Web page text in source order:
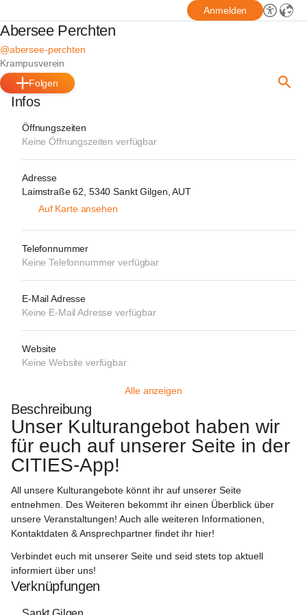
Anmelden
Abersee Perchten
@abersee-perchten
Krampusverein
Folgen
Infos
Öffnungszeiten
Keine Öffnungszeiten verfügbar
Adresse
Laimstraße 62, 5340 Sankt Gilgen, AUT
Auf Karte ansehen
Telefonnummer
Keine Telefonnummer verfügbar
E-Mail Adresse
Keine E-Mail Adresse verfügbar
Website
Keine Website verfügbar
Alle anzeigen
Beschreibung
Unser Kulturangebot haben wir
für euch auf unserer Seite in der
CITIES-App!
All unsere Kulturangebote könnt ihr auf unserer Seite
entnehmen. Des Weiteren bekommt ihr einen Überblick über
unsere Veranstaltungen! Auch alle weiteren Informationen,
Kontaktdaten & Ansprechpartner findet ihr hier!
Verbindet euch mit unserer Seite und seid stets top aktuell
informiert über uns!
Verknüpfungen